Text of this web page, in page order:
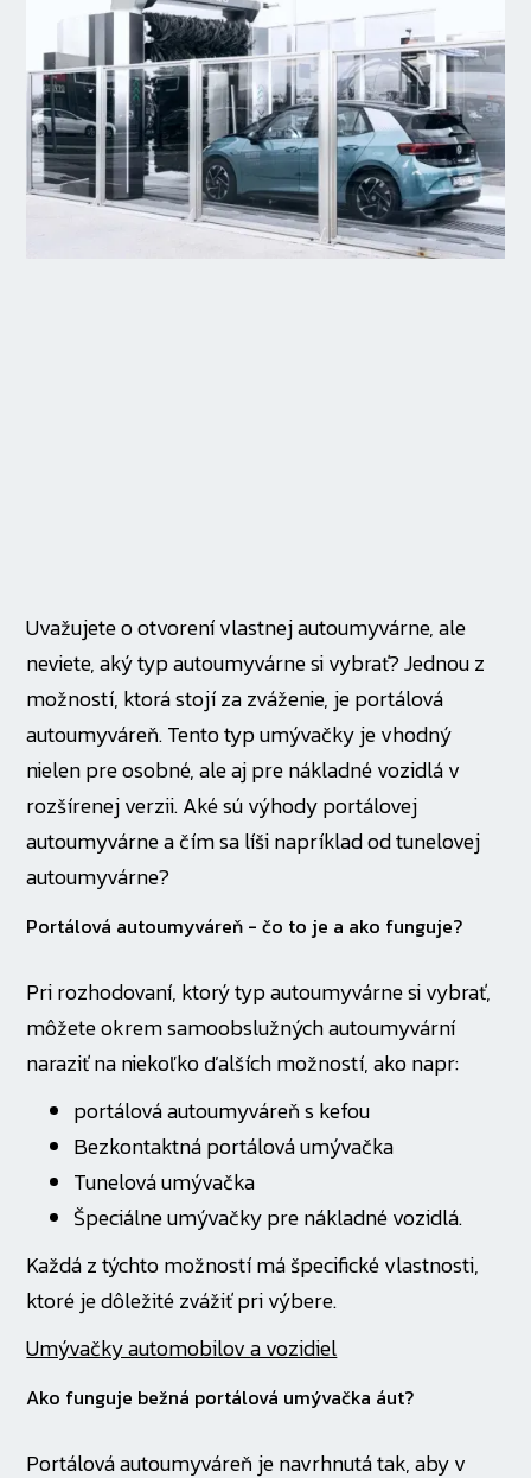
Uvažujete o otvorení vlastnej autoumyvárne, ale
neviete, aký typ autoumyvárne si vybrať? Jednou z
možností, ktorá stojí za zváženie, je portálová
autoumyváreň. Tento typ umývačky je vhodný
nielen pre osobné, ale aj pre nákladné vozidlá v
rozšírenej verzii. Aké sú výhody portálovej
autoumyvárne a čím sa líši napríklad od tunelovej
autoumyvárne?
Portálová autoumyváreň - čo to je a ako funguje?
Pri rozhodovaní, ktorý typ autoumyvárne si vybrať,
môžete okrem samoobslužných autoumyvární
naraziť na niekoľko ďalších možností, ako napr:
portálová autoumyváreň s kefou
Bezkontaktná portálová umývačka
Tunelová umývačka
Špeciálne umývačky pre nákladné vozidlá.
Každá z týchto možností má špecifické vlastnosti,
ktoré je dôležité zvážiť pri výbere.
Umývačky automobilov a vozidiel
Ako funguje bežná portálová umývačka áut?
Portálová autoumyváreň je navrhnutá tak, aby v